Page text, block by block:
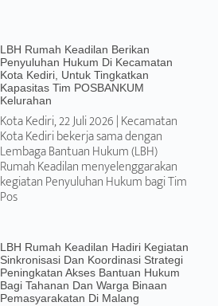
LBH Rumah Keadilan Berikan
Penyuluhan Hukum Di Kecamatan
Kota Kediri, Untuk Tingkatkan
Kapasitas Tim POSBANKUM
Kelurahan
Kota Kediri, 22 Juli 2026 | Kecamatan
Kota Kediri bekerja sama dengan
Lembaga Bantuan Hukum (LBH)
Rumah Keadilan menyelenggarakan
kegiatan Penyuluhan Hukum bagi Tim
Pos
LBH Rumah Keadilan Hadiri Kegiatan
Sinkronisasi Dan Koordinasi Strategi
Peningkatan Akses Bantuan Hukum
Bagi Tahanan Dan Warga Binaan
Pemasyarakatan Di Malang